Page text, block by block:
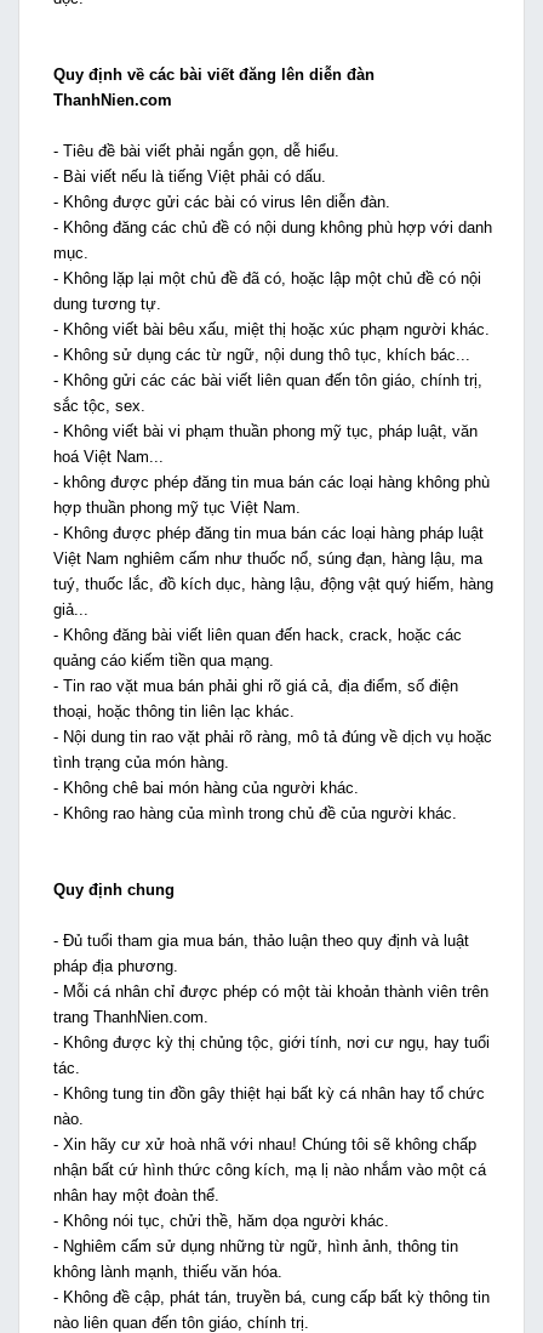
Quy định về các bài viết đăng lên diễn đàn
ThanhNien.com
- Tiêu đề bài viết phải ngắn gọn, dễ hiểu.
- Bài viết nếu là tiếng Việt phải có dấu.
- Không được gửi các bài có virus lên diễn đàn.
- Không đăng các chủ đề có nội dung không phù hợp với danh
mục.
- Không lặp lại một chủ đề đã có, hoặc lập một chủ đề có nội
dung tương tự.
- Không viết bài bêu xấu, miệt thị hoặc xúc phạm người khác.
- Không sử dụng các từ ngữ, nội dung thô tục, khích bác...
- Không gửi các các bài viết liên quan đến tôn giáo, chính trị,
sắc tộc, sex.
- Không viết bài vi phạm thuần phong mỹ tục, pháp luật, văn
hoá Việt Nam...
- không được phép đăng tin mua bán các loại hàng không phù
hợp thuần phong mỹ tục Việt Nam.
- Không được phép đăng tin mua bán các loại hàng pháp luật
Việt Nam nghiêm cấm như thuốc nổ, súng đạn, hàng lậu, ma
tuý, thuốc lắc, đồ kích dục, hàng lậu, động vật quý hiếm, hàng
giả...
- Không đăng bài viết liên quan đến hack, crack, hoặc các
quảng cáo kiếm tiền qua mạng.
- Tin rao vặt mua bán phải ghi rõ giá cả, địa điểm, số điện
thoại, hoặc thông tin liên lạc khác.
- Nội dung tin rao vặt phải rõ ràng, mô tả đúng về dịch vụ hoặc
tình trạng của món hàng.
- Không chê bai món hàng của người khác.
- Không rao hàng của mình trong chủ đề của người khác.
Quy định chung
- Đủ tuổi tham gia mua bán, thảo luận theo quy định và luật
pháp địa phương.
- Mỗi cá nhân chỉ được phép có một tài khoản thành viên trên
trang ThanhNien.com.
- Không được kỳ thị chủng tộc, giới tính, nơi cư ngụ, hay tuổi
tác.
- Không tung tin đồn gây thiệt hại bất kỳ cá nhân hay tổ chức
nào.
- Xin hãy cư xử hoà nhã với nhau! Chúng tôi sẽ không chấp
nhận bất cứ hình thức công kích, mạ lị nào nhắm vào một cá
nhân hay một đoàn thể.
- Không nói tục, chửi thề, hăm dọa người khác.
- Nghiêm cấm sử dụng những từ ngữ, hình ảnh, thông tin
không lành mạnh, thiếu văn hóa.
- Không đề cập, phát tán, truyền bá, cung cấp bất kỳ thông tin
nào liên quan đến tôn giáo, chính trị.